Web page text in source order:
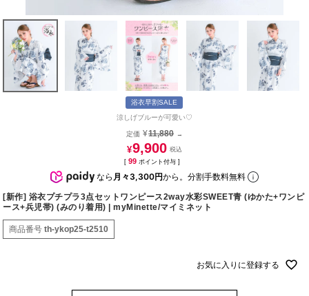
浴衣早割SALE
涼しげブルーが可愛い♡
定価 ¥11,880 →
¥9,900
[ 99 ポイント付与 ]
なら 月々3,300円から。分割手数料無料
[新作] 浴衣プチプラ3点セットワンピース2way水彩SWEET青 (ゆかた+ワンピ
ース+兵児帯) (みのり着用) | myMinette/マイミネット
商品番号 th-ykop25-t2510
お気に入りに登録する